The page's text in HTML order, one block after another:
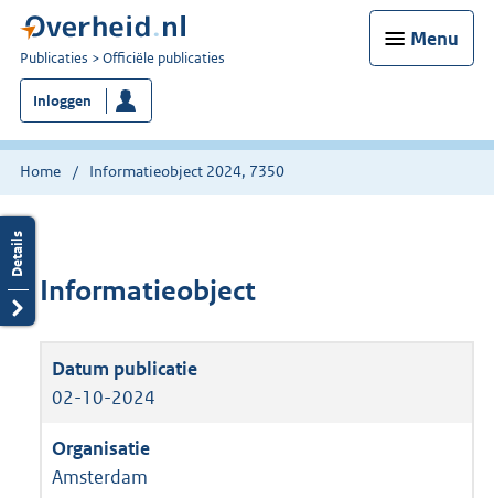
Menu
U
bent
nu
hier:
Publicaties Officiële publicaties
Inloggen
Home Informatieobject 2024, 7350
Informatieobject
02-10-2024
Amsterdam